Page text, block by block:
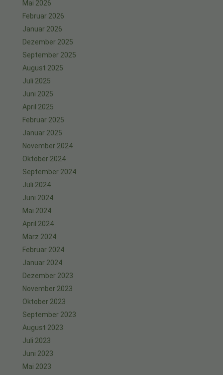
Mai 2026
Februar 2026
Januar 2026
Dezember 2025
September 2025
August 2025
Juli 2025
Juni 2025
April 2025
Februar 2025
Januar 2025
November 2024
Oktober 2024
September 2024
Juli 2024
Juni 2024
Mai 2024
April 2024
März 2024
Februar 2024
Januar 2024
Dezember 2023
November 2023
Oktober 2023
September 2023
August 2023
Juli 2023
Juni 2023
Mai 2023